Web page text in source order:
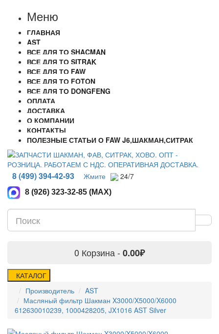
Меню
ГЛАВНАЯ
AST
ВСЕ ДЛЯ ТО SHACMAN
ВСЕ ДЛЯ ТО SITRAK
ВСЕ ДЛЯ ТО FAW
ВСЕ ДЛЯ ТО FOTON
ВСЕ ДЛЯ ТО DONGFENG
ОПЛАТА
ДОСТАВКА
О КОМПАНИИ
КОНТАКТЫ
ПОЛЕЗНЫЕ СТАТЬИ О FAW J6,ШАКМАН,СИТРАК
8 (499) 394-42-93 Жмите 24/7
8 (926) 323-32-85 (MAX)
0 Корзина - 0.00₽
КАТАЛОГ
Производитель
AST
Масляный фильтр Шакман X3000/X5000/X6000
612630010239, 1000428205, JX1016 AST Silver